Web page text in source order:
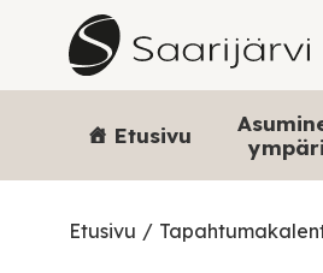
Skip to content
Etusivu
Etusivu